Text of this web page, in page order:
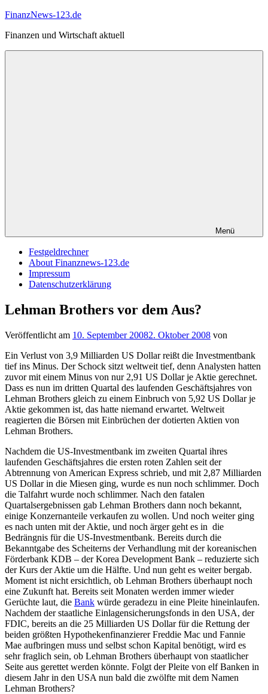
Zum
springen
FinanzNews-123.de
Finanzen und Wirtschaft aktuell
Menü
Festgeldrechner
About Finanznews-123.de
Impressum
Datenschutzerklärung
Lehman Brothers vor dem Aus?
Veröffentlicht am 10. September 20082. Oktober 2008 von
Ein Verlust von 3,9 Milliarden US Dollar reißt die Investmentbank
tief ins Minus. Der Schock sitzt weltweit tief, denn Analysten hatten
zuvor mit einem Minus von nur 2,91 US Dollar je Aktie gerechnet.
Dass es nun im dritten Quartal des laufenden Geschäftsjahres von
Lehman Brothers gleich zu einem Einbruch von 5,92 US Dollar je
Aktie gekommen ist, das hatte niemand erwartet. Weltweit
reagierten die Börsen mit Einbrüchen der dotierten Aktien von
Lehman Brothers.
Nachdem die US-Investmentbank im zweiten Quartal ihres
laufenden Geschäftsjahres die ersten roten Zahlen seit der
Abtrennung von American Express schrieb, und mit 2,87 Milliarden
US Dollar in die Miesen ging, wurde es nun noch schlimmer. Doch
die Talfahrt wurde noch schlimmer. Nach den fatalen
Quartalsergebnissen gab Lehman Brothers dann noch bekannt,
einige Konzernanteile verkaufen zu wollen. Und noch weiter ging
es nach unten mit der Aktie, und noch ärger geht es in die
Bedrängnis für die US-Investmentbank. Bereits durch die
Bekanntgabe des Scheiterns der Verhandlung mit der koreanischen
Förderbank KDB – der Korea Development Bank – reduzierte sich
der Kurs der Aktie um die Hälfte. Und nun geht es weiter bergab.
Moment ist nicht ersichtlich, ob Lehman Brothers überhaupt noch
eine Zukunft hat. Bereits seit Monaten werden immer wieder
Gerüchte laut, die Bank würde geradezu in eine Pleite hineinlaufen.
Nachdem der staatliche Einlagensicherungsfonds in den USA, der
FDIC, bereits an die 25 Milliarden US Dollar für die Rettung der
beiden größten Hypothekenfinanzierer Freddie Mac und Fannie
Mae aufbringen muss und selbst schon Kapital benötigt, wird es
sehr fraglich sein, ob Lehman Brothers überhaupt von staatlicher
Seite aus gerettet werden könnte. Folgt der Pleite von elf Banken in
diesem Jahr in den USA nun bald die zwölfte mit dem Namen
Lehman Brothers?